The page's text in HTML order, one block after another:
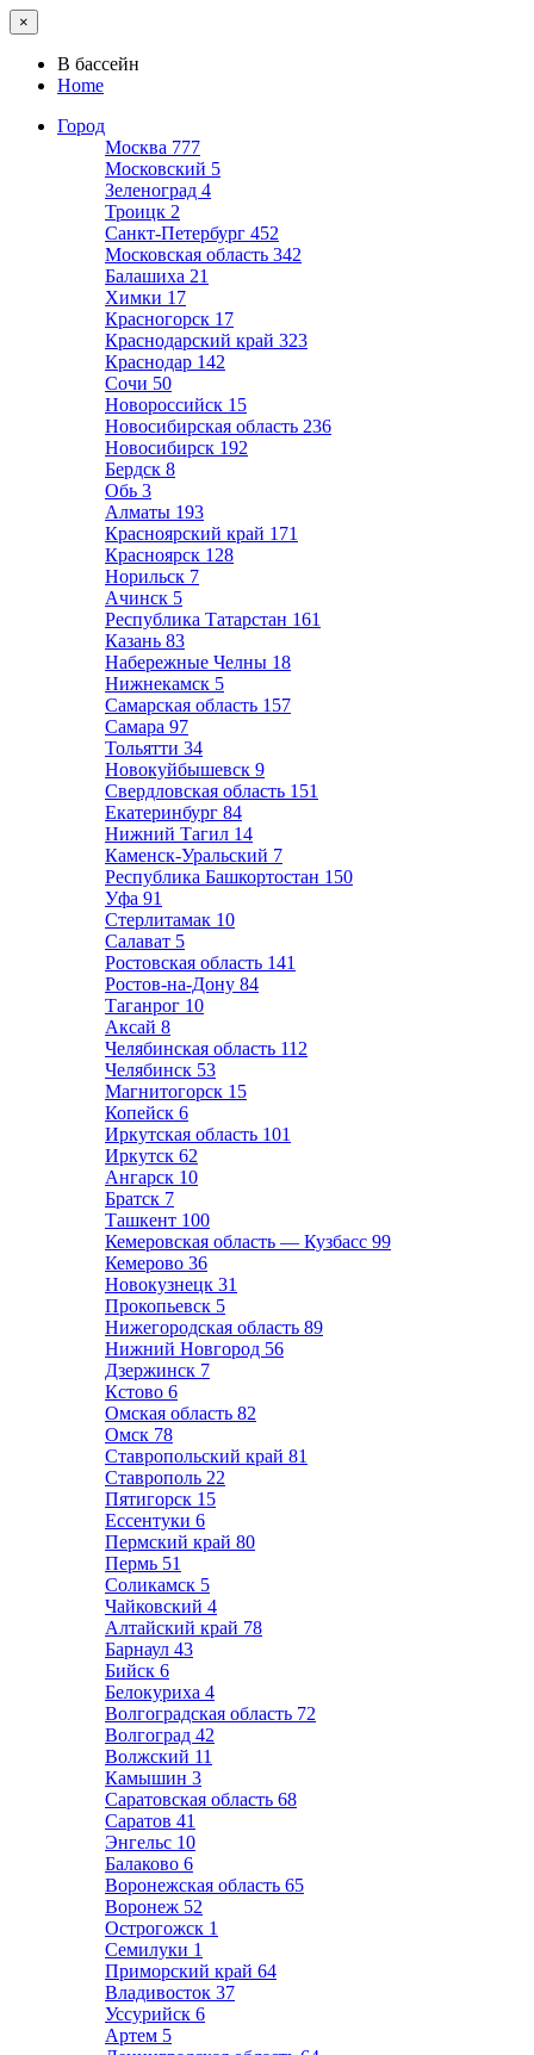
×
В бассейн
Home
Город
Москва 777
Московский 5
Зеленоград 4
Троицк 2
Санкт-Петербург 452
Московская область 342
Балашиха 21
Химки 17
Красногорск 17
Краснодарский край 323
Краснодар 142
Сочи 50
Новороссийск 15
Новосибирская область 236
Новосибирск 192
Бердск 8
Обь 3
Алматы 193
Красноярский край 171
Красноярск 128
Норильск 7
Ачинск 5
Республика Татарстан 161
Казань 83
Набережные Челны 18
Нижнекамск 5
Самарская область 157
Самара 97
Тольятти 34
Новокуйбышевск 9
Свердловская область 151
Екатеринбург 84
Нижний Тагил 14
Каменск-Уральский 7
Республика Башкортостан 150
Уфа 91
Стерлитамак 10
Салават 5
Ростовская область 141
Ростов-на-Дону 84
Таганрог 10
Аксай 8
Челябинская область 112
Челябинск 53
Магнитогорск 15
Копейск 6
Иркутская область 101
Иркутск 62
Ангарск 10
Братск 7
Ташкент 100
Кемеровская область — Кузбасс 99
Кемерово 36
Новокузнецк 31
Прокопьевск 5
Нижегородская область 89
Нижний Новгород 56
Дзержинск 7
Кстово 6
Омская область 82
Омск 78
Ставропольский край 81
Ставрополь 22
Пятигорск 15
Ессентуки 6
Пермский край 80
Пермь 51
Соликамск 5
Чайковский 4
Алтайский край 78
Барнаул 43
Бийск 6
Белокуриха 4
Волгоградская область 72
Волгоград 42
Волжский 11
Камышин 3
Саратовская область 68
Саратов 41
Энгельс 10
Балаково 6
Воронежская область 65
Воронеж 52
Острогожск 1
Семилуки 1
Приморский край 64
Владивосток 37
Уссурийск 6
Артем 5